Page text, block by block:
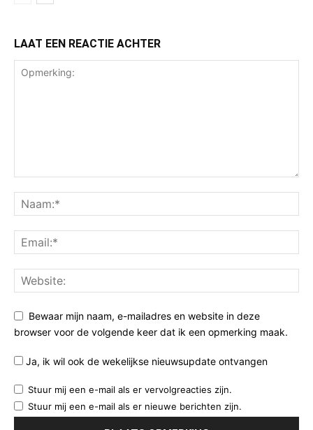
LAAT EEN REACTIE ACHTER
Bewaar mijn naam, e-mailadres en website in deze
browser voor de volgende keer dat ik een opmerking maak.
Ja, ik wil ook de wekelijkse nieuwsupdate ontvangen
Stuur mij een e-mail als er vervolgreacties zijn.
Stuur mij een e-mail als er nieuwe berichten zijn.